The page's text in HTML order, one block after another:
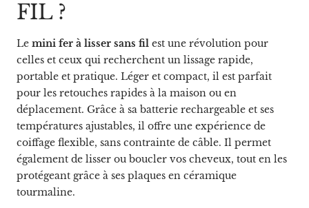
FIL ?
Le mini fer à lisser sans fil est une révolution pour
celles et ceux qui recherchent un lissage rapide,
portable et pratique. Léger et compact, il est parfait
pour les retouches rapides à la maison ou en
déplacement. Grâce à sa batterie rechargeable et ses
températures ajustables, il offre une expérience de
coiffage flexible, sans contrainte de câble. Il permet
également de lisser ou boucler vos cheveux, tout en les
protégeant grâce à ses plaques en céramique
tourmaline.